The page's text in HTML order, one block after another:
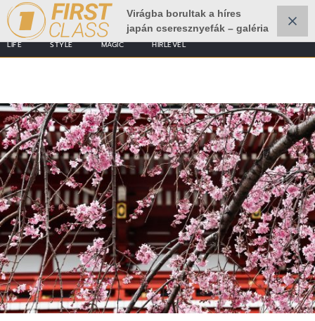
LIFE STYLE MAGIC HÍRLEVÉL
Virágba borultak a híres
japán cseresznyefák – galéria